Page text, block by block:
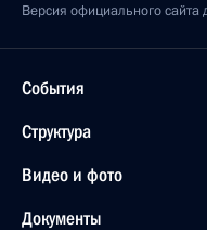
Версия официального сайта
События
Структура
Видео и фото
Документы